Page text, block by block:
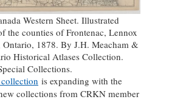
Western Sheet. Illustrated
the counties of Frontenac, Lennox
1878. By J.H. Meacham &
Historical Atlases Collection.
Collections.
is expanding with the
collections from CRKN member